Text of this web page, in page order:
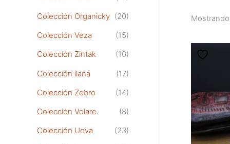
Colección Organicky (20)
Colección Veza
(15)
Colección Zintak
(10)
Colección ilana
(17)
Colección Zebro
(14)
Colección Volare
(8)
Colección Uova
(23)